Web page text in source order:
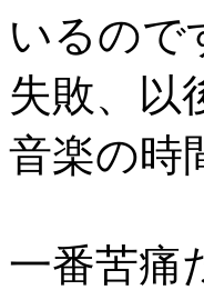
いるので
失敗、以
音楽の時
一番苦痛